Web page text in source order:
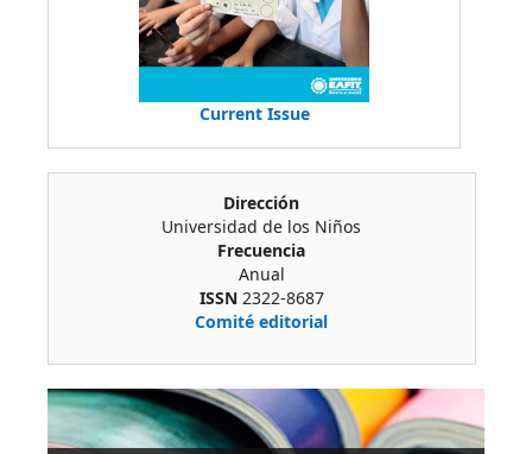
Current Issue
Dirección
Universidad de los Niños
Frecuencia
Anual
ISSN2322-8687
Comité editorial